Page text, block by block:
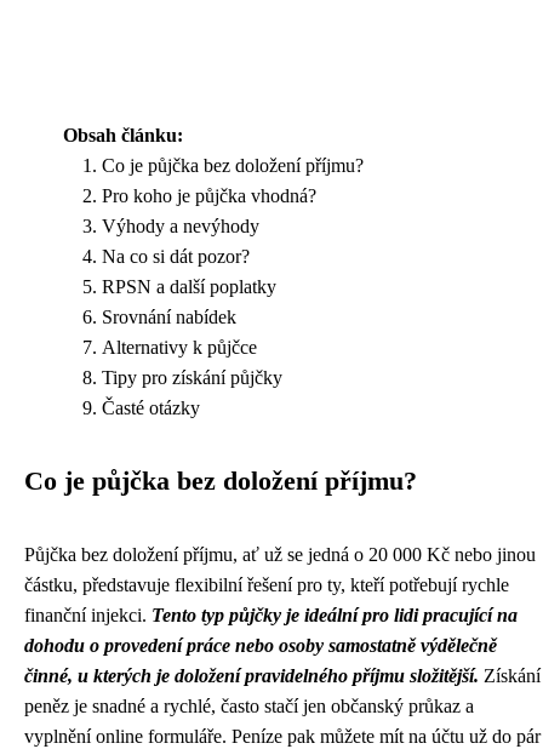
Obsah článku:
Co je půjčka bez doložení příjmu?
Pro koho je půjčka vhodná?
Výhody a nevýhody
Na co si dát pozor?
RPSN a další poplatky
Srovnání nabídek
Alternativy k půjčce
Tipy pro získání půjčky
Časté otázky
Co je půjčka bez doložení příjmu?
Půjčka bez doložení příjmu, ať už se jedná o 20 000 Kč nebo jinou
částku, představuje flexibilní řešení pro ty, kteří potřebují rychle
finanční injekci. Tento typ půjčky je ideální pro lidi pracující na
dohodu o provedení práce nebo osoby samostatně výdělečně
činné, u kterých je doložení pravidelného příjmu složitější. Získání
peněz je snadné a rychlé, často stačí jen občanský průkaz a
vyplnění online formuláře. Peníze pak můžete mít na účtu už do pár